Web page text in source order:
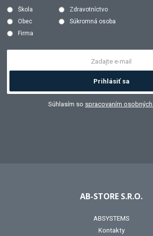
Škola
Zdravotníctvo
Obec
Súkromná osoba
Firma
Prihlásiť sa
Súhlasím so spracovaním
AB-STORE S.R.O.
ABSYSTEMS
Kontakty